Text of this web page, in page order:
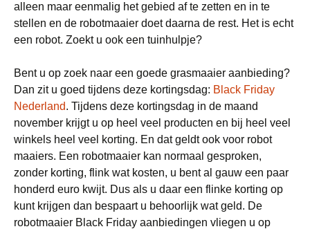
alleen maar eenmalig het gebied af te zetten en in te
stellen en de robotmaaier doet daarna de rest. Het is echt
een robot. Zoekt u ook een tuinhulpje?
Bent u op zoek naar een goede grasmaaier aanbieding?
Dan zit u goed tijdens deze kortingsdag: Black Friday
Nederland. Tijdens deze kortingsdag in de maand
november krijgt u op heel veel producten en bij heel veel
winkels heel veel korting. En dat geldt ook voor robot
maaiers. Een robotmaaier kan normaal gesproken,
zonder korting, flink wat kosten, u bent al gauw een paar
honderd euro kwijt. Dus als u daar een flinke korting op
kunt krijgen dan bespaart u behoorlijk wat geld. De
robotmaaier Black Friday aanbiedingen vliegen u op